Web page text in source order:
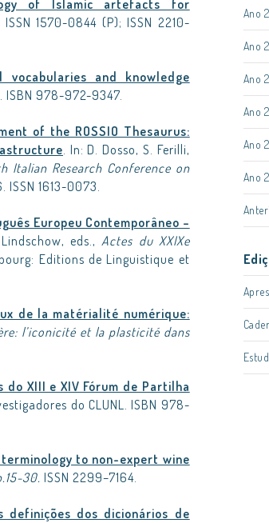
of Islamic artefacts for
1570-0844 (P); ISSN 2210-
vocabularies and knowledge
ISBN 978-972-9347.
of the ROSSIO Thesaurus:
. In: D. Dosso, S. Ferilli,
Italian Research Conference on
ISSN 1613-0073.
Europeu Contemporâneo –
eds.,Actes du XXIXe
Editions de Linguistique et
de la matérialité numérique:
l’iconicité et la plasticité dans
do XIII e XIV Fórum de Partilha
do CLUNL. ISBN 978-
to non-expert wine
30. ISSN 2299–7164.
definições dos dicionários de
Ano
Ano
Ano
Ano
Ano
Ano